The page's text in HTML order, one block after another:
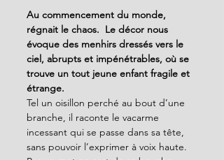
Au commencement du monde,
régnait le chaos.  Le décor nous
évoque des menhirs dressés vers le
ciel, abrupts et impénétrables, où se
trouve un tout jeune enfant fragile et
étrange.
Tel un oisillon perché au bout d’une
branche, il raconte le vacarme
incessant qui se passe dans sa tête,
sans pouvoir l’exprimer à voix haute.